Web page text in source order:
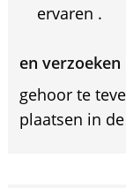
ervaren .
en verzoeken
gehoor te
plaatsen in